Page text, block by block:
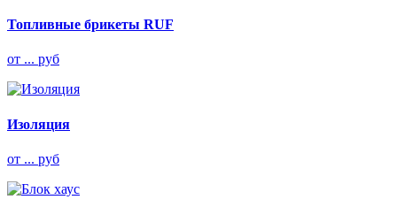
Топливные брикеты RUF
от ... руб
Изоляция
от ... руб